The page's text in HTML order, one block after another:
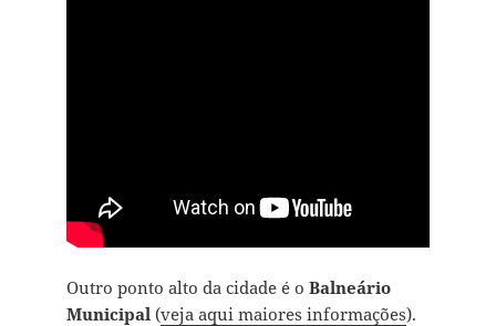
Outro ponto alto da cidade é o Balneário
Municipal(veja aqui maiores informações).